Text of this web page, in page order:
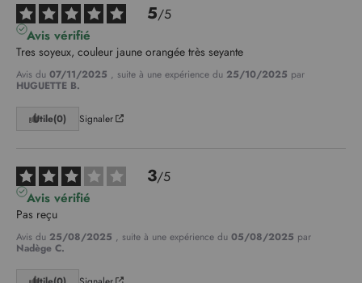
5/5
Avis vérifié
Tres soyeux, couleur jaune orangée très seyante
Avis du 07/11/2025 , suite à une expérience du 25/10/2025 par
HUGUETTE B.
Utile(0) Signaler
3/5
Avis vérifié
Pas reçu
Avis du 25/08/2025 , suite à une expérience du 05/08/2025 par
Nadège C.